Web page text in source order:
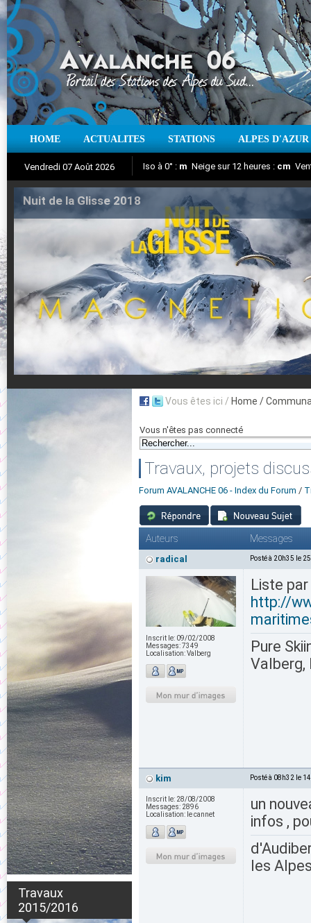
HOME ACTUALITES STATIONS ALPES D'AZUR
Vendredi 07 Août 2026
Aujourd'hui : T° Min : °C T° Max :°C
Iso à 0° : m Neige sur 12 heures : cm
Suivez en direct l'actualité des stations
Nuit de la Glisse 2018
Travaux
2015/2016
Vous êtes ici / Home /
Vous n'êtes pas connecté
Travaux, projets
Forum AVALANCHE 06 - Index du Forum /
Auteurs Messages
radical Posté à 20h35 le
Inscrit le: 09/02/2008
Messages:7349
Localisation:Valberg
Liste
http://
Pure
Valberg,
kim Posté à 08h32 le
Inscrit le: 28/08/2008
Messages: 2896
Localisation: le cannet
un
infos ,
les